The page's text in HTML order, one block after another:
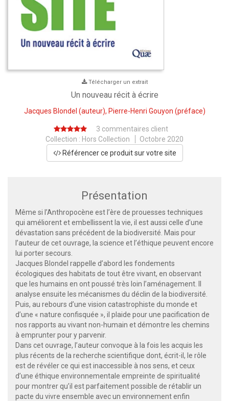
Télécharger un extrait
Un nouveau récit à écrire
Jacques Blondel (auteur), Pierre-Henri Gouyon (préface)
3 commentaires client
Collection : Hors Collection
Octobre 2020
Référencer ce produit sur votre site
Présentation
Même si l’Anthropocène est l’ère de prouesses techniques
qui améliorent et embellissent la vie, il est aussi celle d’une
dévastation sans précédent de la biodiversité. Mais pour
l’auteur de cet ouvrage, la science et l’éthique peuvent encore
lui porter secours.
Jacques Blondel rappelle d’abord les fondements
écologiques des habitats de tout être vivant, en observant
que les humains en ont poussé très loin l’aménagement. Il
analyse ensuite les mécanismes du déclin de la biodiversité.
Puis, au rebours d’une vision catastrophiste du monde et
d’une « nature confisquée », il plaide pour une pacification de
nos rapports au vivant non-humain et démontre les chemins
à emprunter pour y parvenir.
Dans cet ouvrage, l’auteur convoque à la fois les acquis les
plus récents de la recherche scientifique dont, écrit-il, le rôle
est de révéler ce qui est inaccessible à nos sens, et ceux
d’une éthique environnementale empreinte de spiritualité
pour montrer qu’il est parfaitement possible de rétablir un
pacte du vivre ensemble avec un environnement enfin